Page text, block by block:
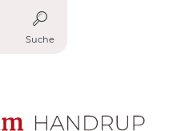
Suche